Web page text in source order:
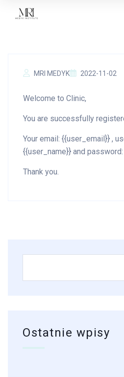
MRI MEDYK 2022-11-02
Welcome to Clinic,
You are successfully
Your email: {{user_email}} ,
{{user_name}} and
Thank you.
Ostatnie wpisy